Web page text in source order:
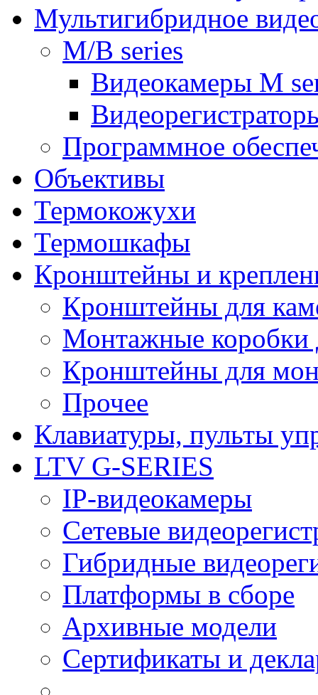
Мультигибридное
M/B series
Видеокамеры M
Программное
Объективы
Термокожухи
Термошкафы
Кронштейны и
Кронштейны для
Монтажные коробки
Кронштейны для
Прочее
Клавиатуры, пульты
LTV G-SERIES
IP-видеокамеры
Сетевые
Гибридные
Платформы в сборе
Архивные модели
Сертификаты и